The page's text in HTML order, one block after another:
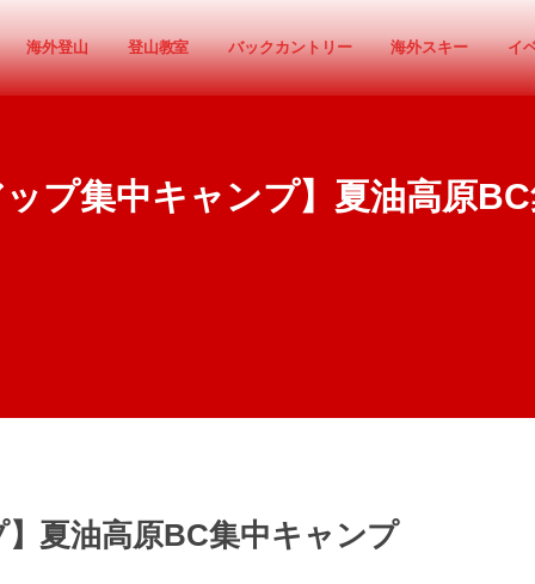
海外登山 登山教室 バックカントリー 海外スキー イ
ップ集中キャンプ】夏油高原
夏油高原BC集中キャンプ